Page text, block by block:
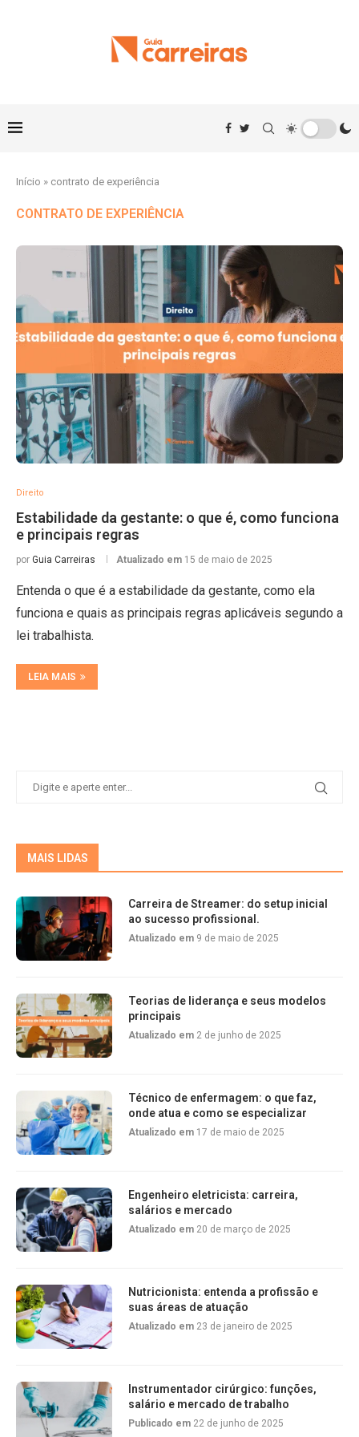
Início » contrato de experiência
CONTRATO DE EXPERIÊNCIA
Direito
Estabilidade da gestante: o que é, como funciona
e principais regras
por Guia Carreiras Atualizado em 15 de maio de 2025
Entenda o que é a estabilidade da gestante, como ela
funciona e quais as principais regras aplicáveis segundo a
lei trabalhista.
LEIA MAIS
MAIS LIDAS
Carreira de Streamer: do setup inicial
ao sucesso profissional.
Atualizado em 9 de maio de 2025
Teorias de liderança e seus modelos
principais
Atualizado em 2 de junho de 2025
Técnico de enfermagem: o que faz,
onde atua e como se especializar
Atualizado em 17 de maio de 2025
Engenheiro eletricista: carreira,
salários e mercado
Atualizado em 20 de março de 2025
Nutricionista: entenda a profissão e
suas áreas de atuação
Atualizado em 23 de janeiro de 2025
Instrumentador cirúrgico: funções,
salário e mercado de trabalho
Publicado em 22 de junho de 2025